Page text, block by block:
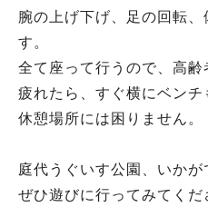
腕の上げ下げ、足の回転、
す。
全て座って行うので、高齢
疲れたら、すぐ横にベンチ
休憩場所には困りません。
庭代うぐいす公園、いかが
ぜひ遊びに行ってみてくだ